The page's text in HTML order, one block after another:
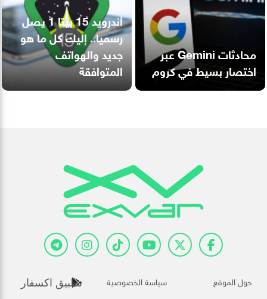
محادثات Gemini عبر
اختصار بسيط في كروم
أندرويد 15 بيتا 1 يصل
رسميا.. إليك كل ما هو
جديد والهواتف
المتوافقة
حول الموقع سياسة الخصوصية تطبيق اكسفار